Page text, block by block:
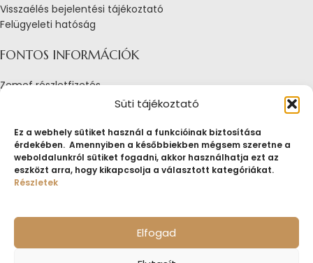
Süti tájékoztató
Ez a webhely sütiket használ a funkcióinak biztosítása
érdekében. Amennyiben a későbbiekben mégsem szeretne a
weboldalunkról sütiket fogadni, akkor használhatja ezt az
eszközt arra, hogy kikapcsolja a választott kategóriákat.
Részletek
Elfogad
Visszaélés bejelentési tájékoztató
Felügyeleti hatóság
FONTOS INFORMÁCIÓK
Zemef részletfizetés
Adatkezelési tájékoztató
Tájékoztató sütik alkalmazásáról
Fogyasztóvédelmi tájékoztató
Jogi nyilatkozat
Impresszum